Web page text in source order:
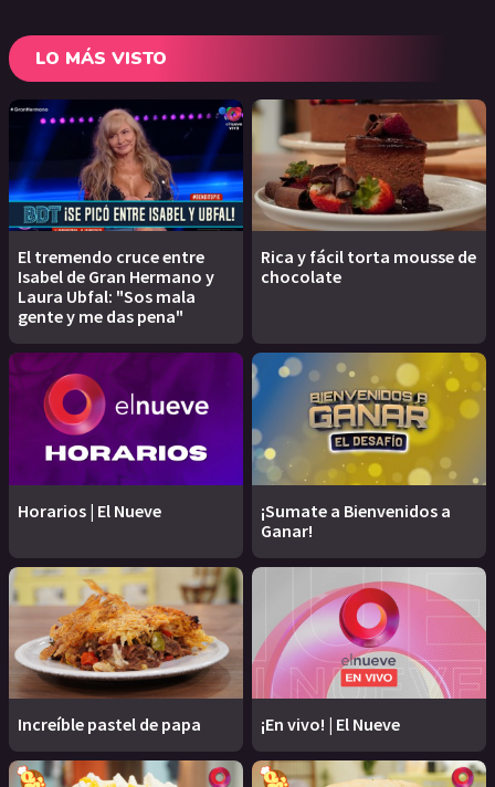
LO MÁS VISTO
El tremendo cruce entre
Isabel de Gran Hermano y
Laura Ubfal: "Sos mala
gente y me das pena"
Rica y fácil torta mousse de
chocolate
Horarios | El Nueve
¡Sumate a Bienvenidos a
Ganar!
Increíble pastel de papa ¡En vivo! | El Nueve